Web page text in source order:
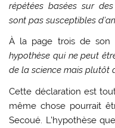
répétées basées sur
sont pas susceptibles
À la page trois de son
hypothèse qui ne peut
de la science mais plutôt
Cette déclaration est
même chose pourrait
Secoué. L’hypothèse